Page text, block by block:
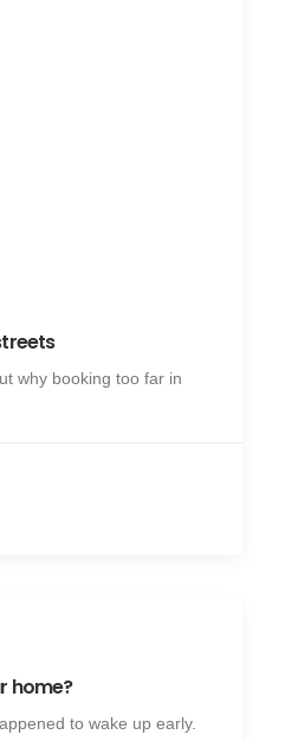
why booking too far in
home?
to wake up early.